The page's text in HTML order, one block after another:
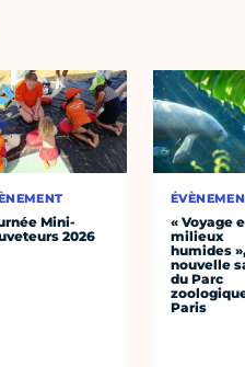
Mini-
2026
« Voyage
milieux
humides
nouvelle
du Parc
Paris